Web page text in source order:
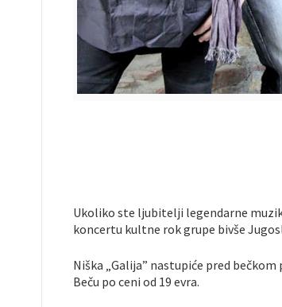
Ukoliko ste ljubitelji legendarne
koncertu kultne rok grupe bivše
Niška „Galija” nastupiće pred
Beču po ceni od 19 evra.